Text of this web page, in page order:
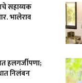
सहाय्यक
भालेराव
हलगर्जीपणा;
निलंबन